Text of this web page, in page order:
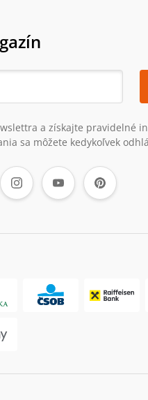
a získajte pravidelné
sa môžete kedykoľvek